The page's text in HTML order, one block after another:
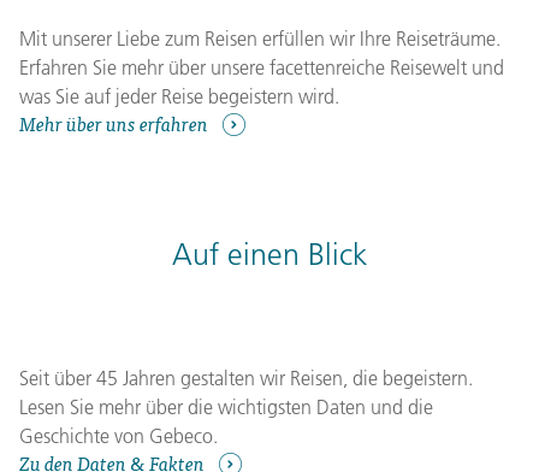
Mit unserer Liebe zum Reisen erfüllen wir Ihre Reiseträume.
Erfahren Sie mehr über unsere facettenreiche Reisewelt und
was Sie auf jeder Reise begeistern wird.
Mehr über uns erfahren
Auf einen Blick
Seit über 45 Jahren gestalten wir Reisen, die begeistern.
Lesen Sie mehr über die wichtigsten Daten und die
Geschichte von Gebeco.
Zu den Daten & Fakten